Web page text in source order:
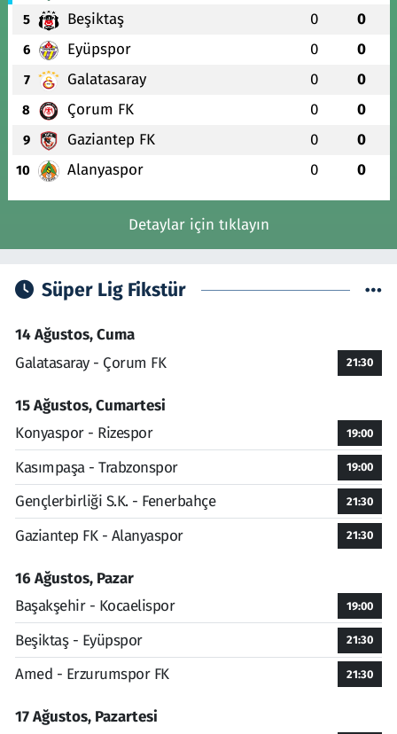
5 Beşiktaş 0 0
6 Eyüpspor 0 0
7 Galatasaray 0 0
8 Çorum FK 0 0
9 Gaziantep FK 0 0
10 Alanyaspor 0 0
Detaylar için tıklayın
Süper Lig Fikstür
14 Ağustos, Cuma
Galatasaray - Çorum FK
21:30
15 Ağustos, Cumartesi
Konyaspor - Rizespor
19:00
Kasımpaşa - Trabzonspor 19:00
Gençlerbirliği S.K. - Fenerbahçe 21:30
Gaziantep FK - Alanyaspor 21:30
16 Ağustos, Pazar
Başakşehir - Kocaelispor
19:00
Beşiktaş - Eyüpspor 21:30
Amed - Erzurumspor FK 21:30
17 Ağustos, Pazartesi